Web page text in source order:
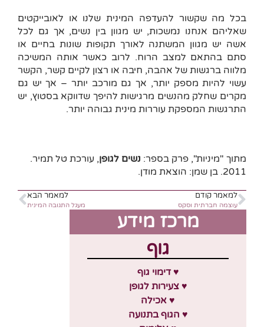
בכל מה שקשור להעדפה המינית שלנו או לאובייקטים
שאליהם אנחנו נמשכות, יש מגוון בין נשים, אך גם לכל
אשה יש מגוון המשתנה לאורך תקופות שונות בחיים או
סתם בהתאם למצב הרוח. לרוב כאשר אותה המשיכה
מלווה ברגשות של אהבה, חיבה או רצון לקיים קשר, הקשר
עשוי להיות מספק יותר, אך גם מורכב יותר – אך יש גם
מקרים שחלק מהנשים מרגישות להיפך שדווקא בסטוץ, יש
התרגשות המספקת עוררות מינית גבוהה יותר.
מתוך "מיניות", פרק בספר: נשים לגופן, עורכת טל תמיר.
2011. בן שמן: הוצאת מודן.
למאמר קודם
עוצמה חברתית וסקס
למאמר הבא
מעגל התגובה המינית
מרכז מידע
גוף
♥ דימוי גוף
♥ צעירות לגופן
♥ אכילה
♥ הגוף בתנועה